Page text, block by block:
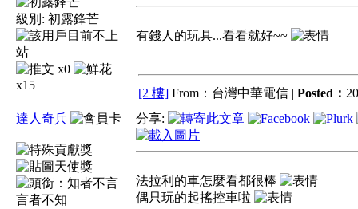
級別: 初露鋒芒
x0
x15
有錢人的玩具...看看就好~~
[2 樓] From：台灣中華電信 | Posted：
達人奇兵
分享:
法拉利的車怎麼看都很棒
偶只玩的起搖控車啦